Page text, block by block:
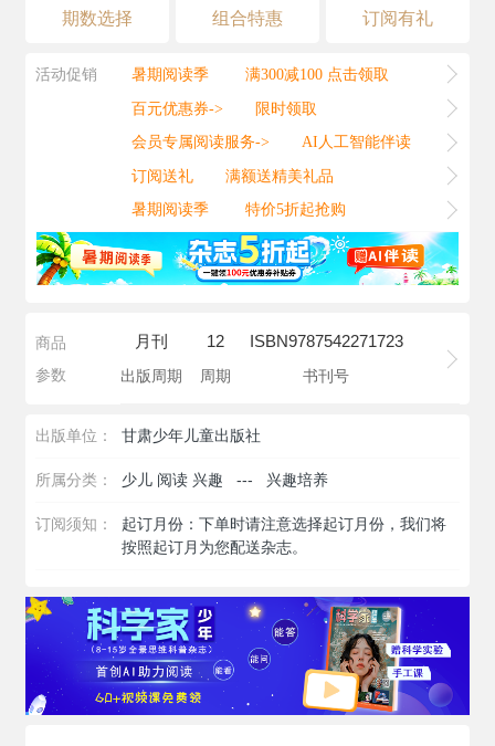
期数选择 组合特惠 订阅有礼
活动促销 暑期阅读季
满300减100 点击领取
百元优惠券->
限时领取
会员专属阅读服务->
AI人工智能伴读
订阅送礼
满额送精美礼品
暑期阅读季
特价5折起抢购
商品
参数
月刊
出版周期
12
周期
ISBN9787542271723
书刊号
出版单位： 甘肃少年儿童出版社
所属分类： 少儿 阅读 兴趣 --- 兴趣培养
订阅须知：
起订月份：下单时请注意选择起订月份，我们将
按照起订月为您配送杂志。